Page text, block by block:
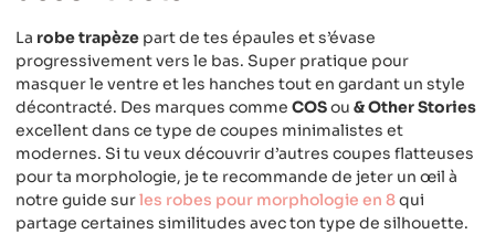
La robe trapèze part de tes épaules et s’évase
progressivement vers le bas. Super pratique pour
masquer le ventre et les hanches tout en gardant un style
décontracté. Des marques comme COSou & Other Stories
excellent dans ce type de coupes minimalistes et
modernes. Si tu veux découvrir d’autres coupes flatteuses
pour ta morphologie, je te recommande de jeter un œil à
notre guide surles robes pour morphologie en 8qui
partage certaines similitudes avec ton type de silhouette.